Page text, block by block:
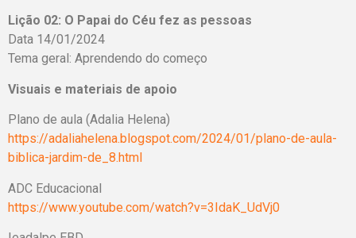
Lição 02: O Papai do Céu fez as pessoas
Data 14/01/2024
Tema geral: Aprendendo do começo
Visuais e materiais de apoio
Plano de aula (Adalia Helena)
https://adaliahelena.blogspot.com/2024/01/plano-de-aula-
biblica-jardim-de_8.html
ADC Educacional
https://www.youtube.com/watch?v=3IdaK_UdVj0